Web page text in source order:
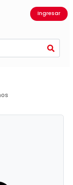
Ingresar